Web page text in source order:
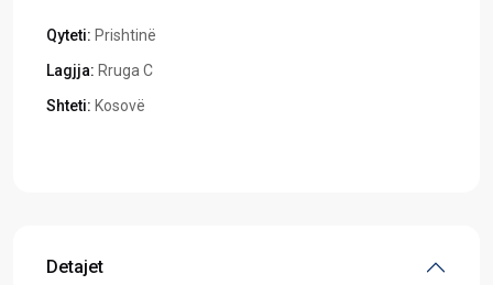
Qyteti: Prishtinë
Lagjja: Rruga C
Shteti: Kosovë
Detajet